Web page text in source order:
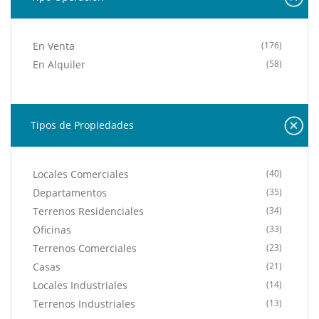
En Venta (176)
En Alquiler (58)
Tipos de Propiedades
Locales Comerciales (40)
Departamentos (35)
Terrenos Residenciales (34)
Oficinas (33)
Terrenos Comerciales (23)
Casas (21)
Locales Industriales (14)
Terrenos Industriales (13)